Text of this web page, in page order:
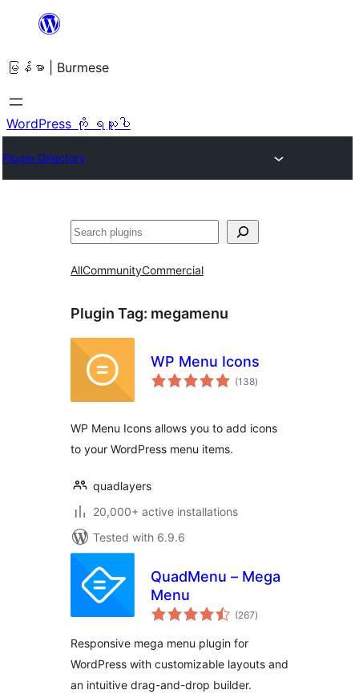
အကြောင်းအရာ
ကျော်သွား
ရန်
မြန်မာ | Burmese
WordPress ကို ရယူပါ
Plugin Directory
ရှာ
AllCommunityCommercial
Plugin Tag: megamenu
WP Menu Icons
(138total
ratings
)
WP Menu Icons allows you to add icons
to your WordPress menu items.
quadlayers
20,000+ active installations
Tested with 6.9.6
QuadMenu – Mega
Menu
(267total
ratings
)
Responsive mega menu plugin for
WordPress with customizable layouts and
an intuitive drag-and-drop builder.